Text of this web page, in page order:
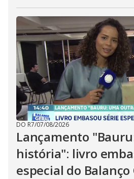
DO R7/07/08/2026
Lançamento
história": livro
especial do Balanço